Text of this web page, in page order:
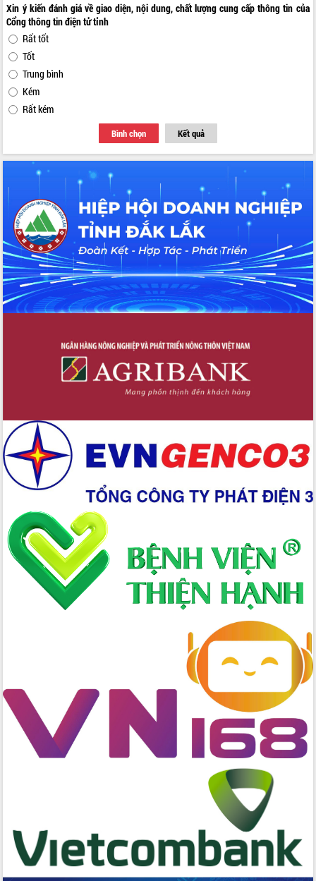
Xin ý kiến đánh giá về giao diện, nội dung, chất lượng cung cấp thông tin của
Cổng thông tin điện tử tỉnh
Rất tốt
Tốt
Trung bình
Kém
Rất kém
Bình chọn Kết quả